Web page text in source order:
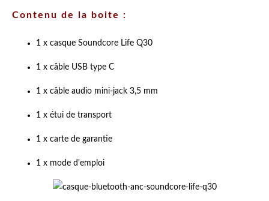
Contenu de la boite :
1 x casque Soundcore Life Q30
1 x câble USB type C
1 x câble audio mini-jack 3,5 mm
1 x étui de transport
1 x carte de garantie
1 x mode d'emploi